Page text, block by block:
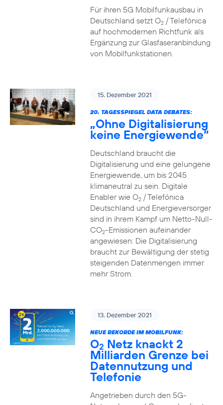
Für ihren 5G Mobilfunkausbau in
Deutschland setzt O2/ Telefónica
auf hochmodernen Richtfunk als
Ergänzung zur Glasfaseranbindung
von Mobilfunkstationen.
15. Dezember 2021
20. TAGESSPIEGEL DATA DEBATES:
„Ohne Digitalisierung
keine Energiewende“
Deutschland braucht die
Digitalisierung und eine gelungene
Energiewende, um bis 2045
klimaneutral zu sein. Digitale
Enabler wie O2/ Telefónica
Deutschland und Energieversorger
sind in ihrem Kampf um Netto-Null-
CO2-Emissionen aufeinander
angewiesen: Die Digitalisierung
braucht zur Bewältigung der stetig
steigenden Datenmengen immer
mehr Strom.
13. Dezember 2021
NEUE REKORDE IM MOBILFUNK:
O2 Netz knackt 2
Milliarden Grenze bei
Datennutzung und
Telefonie
Angetrieben durch den 5G-